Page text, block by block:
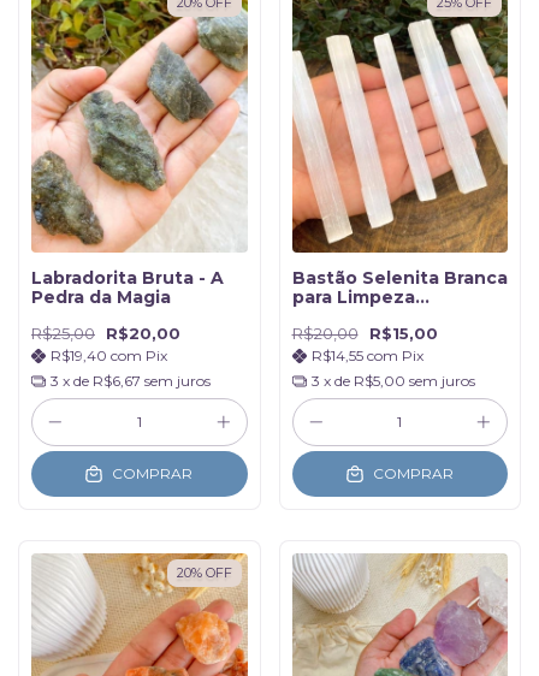
Labradorita Bruta - A
Pedra da Magia
R$25,00 R$20,00
R$19,40 com Pix
3 x de R$6,67 sem juros
COMPRAR
Bastão Selenita Branca
para Limpeza
21gr a 50gr
R$20,00 R$15,00
R$14,55 com Pix
3 x de R$5,00 sem juros
COMPRAR
20% OFF